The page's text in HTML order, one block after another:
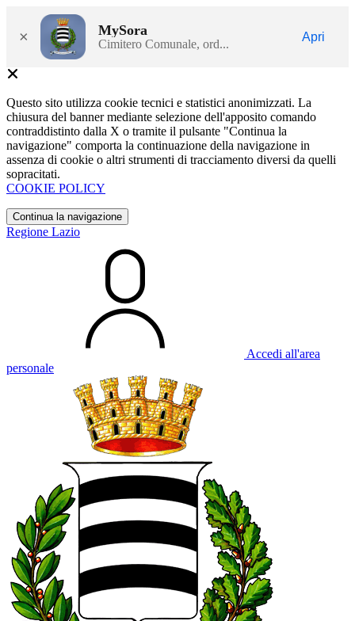
× MySora
Cimitero Comunale, ord...
Apri
Questo sito utilizza cookie tecnici e statistici anonimizzati. La
chiusura del banner mediante selezione dell'apposito comando
contraddistinto dalla X o tramite il pulsante "Continua la
navigazione" comporta la continuazione della navigazione in
assenza di cookie o altri strumenti di tracciamento diversi da quelli
sopracitati.
COOKIE POLICY
Continua la navigazione
Regione Lazio
Accedi all'area
personale